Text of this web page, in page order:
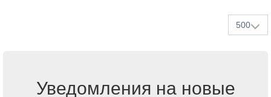
500
Уведомления на новые